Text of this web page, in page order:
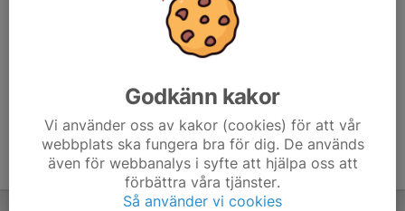
Godkänn kakor
Vi använder oss av kakor (cookies) för att vår
webbplats ska fungera bra för dig. De används
även för webbanalys i syfte att hjälpa oss att
förbättra våra tjänster.
Så använder vi cookies